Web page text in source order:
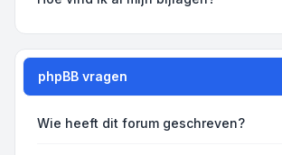
phpBB vragen
Wie heeft dit forum geschreven?